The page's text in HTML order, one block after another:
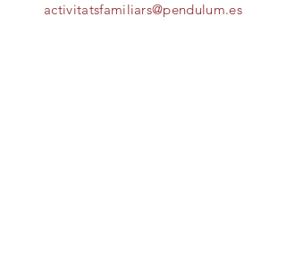
activitatsfamiliars@pendulum.es